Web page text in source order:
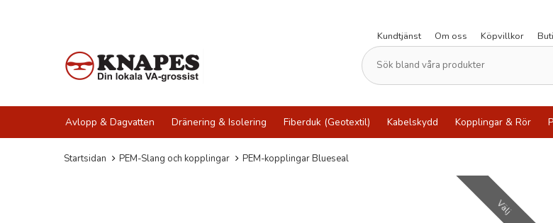
Kundtjänst
Om oss Köpvillkor
Avlopp & Dagvatten Dränering & Isolering Fiberduk (Geotextil) Kabelskydd Kopplingar & Rör
Startsidan PEM-Slang och kopplingar PEM-kopplingar Blueseal
Välj